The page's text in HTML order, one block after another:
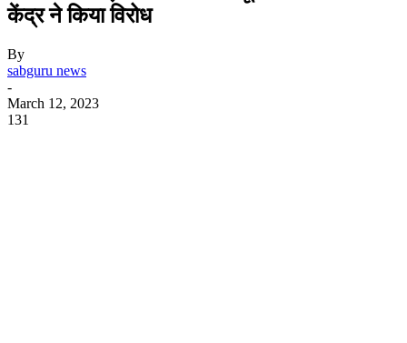
केंद्र ने किया विरोध
By
sabguru news
-
March 12, 2023
131